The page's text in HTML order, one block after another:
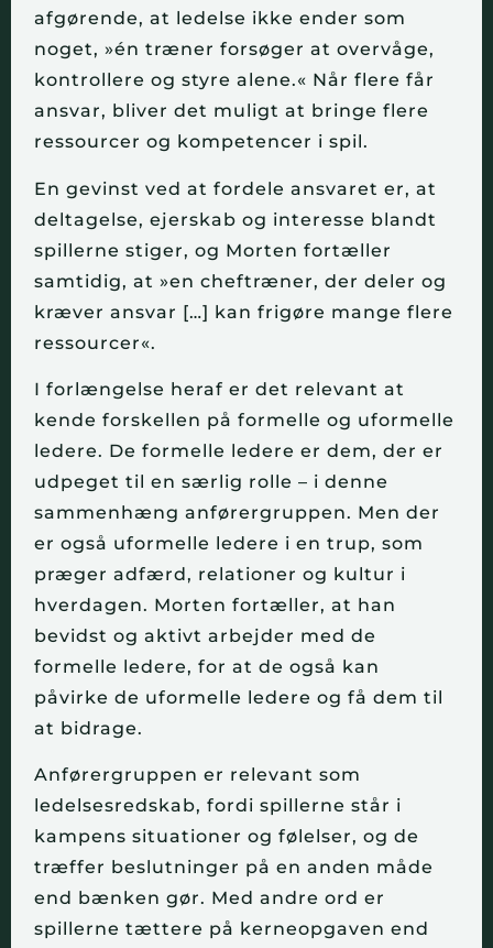
afgørende, at ledelse ikke ender som
noget, »én træner forsøger at overvåge,
kontrollere og styre alene.« Når flere får
ansvar, bliver det muligt at bringe flere
ressourcer og kompetencer i spil.
En gevinst ved at fordele ansvaret er, at
deltagelse, ejerskab og interesse blandt
spillerne stiger, og Morten fortæller
samtidig, at »en cheftræner, der deler og
kræver ansvar […] kan frigøre mange flere
ressourcer«.
I forlængelse heraf er det relevant at
kende forskellen på formelle og uformelle
ledere. De formelle ledere er dem, der er
udpeget til en særlig rolle – i denne
sammenhæng anførergruppen. Men der
er også uformelle ledere i en trup, som
præger adfærd, relationer og kultur i
hverdagen. Morten fortæller, at han
bevidst og aktivt arbejder med de
formelle ledere, for at de også kan
påvirke de uformelle ledere og få dem til
at bidrage.
Anførergruppen er relevant som
ledelsesredskab, fordi spillerne står i
kampens situationer og følelser, og de
træffer beslutninger på en anden måde
end bænken gør. Med andre ord er
spillerne tættere på kerneopgaven end